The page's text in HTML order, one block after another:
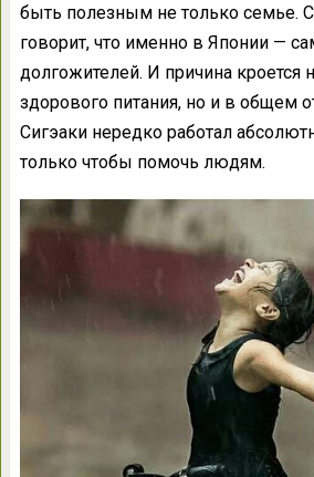
быть полезным не только семье.
говорит, что именно в Японии —
долгожителей. И причина кроется
здорового питания, но и в общем
Сигэаки нередко работал
только чтобы помочь людям.